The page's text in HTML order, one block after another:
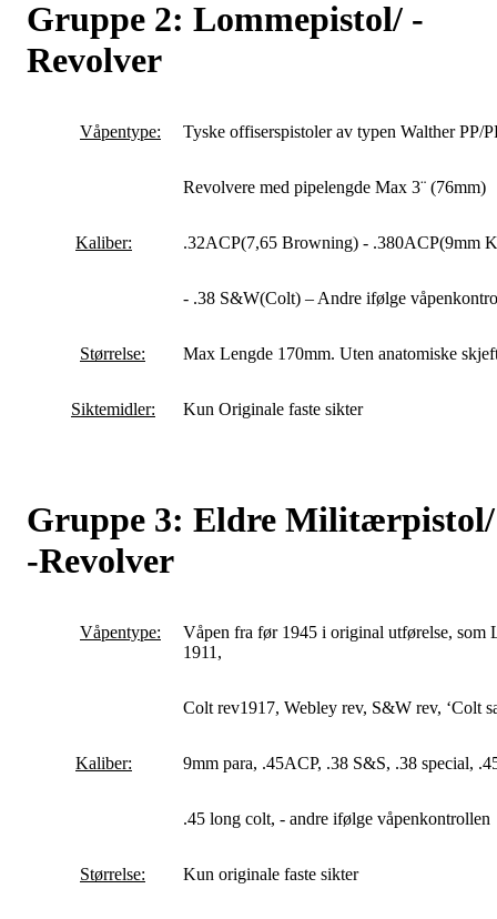
Gruppe 2: Lommepistol/ -
Revolver
Våpentype: Tyske offiserspistoler av typen Walther PP/
Revolvere med pipelengde Max 3¨ (76mm)
Kaliber: .32ACP(7,65 Browning) - .380ACP(9mm
- .38 S&W(Colt) – Andre ifølge
Størrelse: Max Lengde 170mm. Uten anatomiske
Siktemidler: Kun Originale faste sikter
Gruppe 3: Eldre Militærpistol/
-Revolver
Våpentype:
Våpen fra før 1945 i original utførelse, som
1911,
Colt rev1917, Webley rev, S&W rev, ‘Colt
Kaliber: 9mm para, .45ACP, .38 S&S, .38 special,
.45 long colt, - andre ifølge våpenkontrollen
Størrelse: Kun originale faste sikter